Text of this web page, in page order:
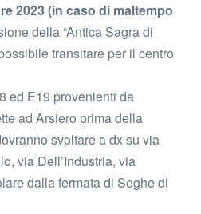
2023 (in caso di maltempo
della “Antica Sagra di
transitare per il centro
ed E19 provenienti da
ad Arsiero prima della
svoltare a dx su via
via Dell’Industria, via
dalla fermata di Seghe di